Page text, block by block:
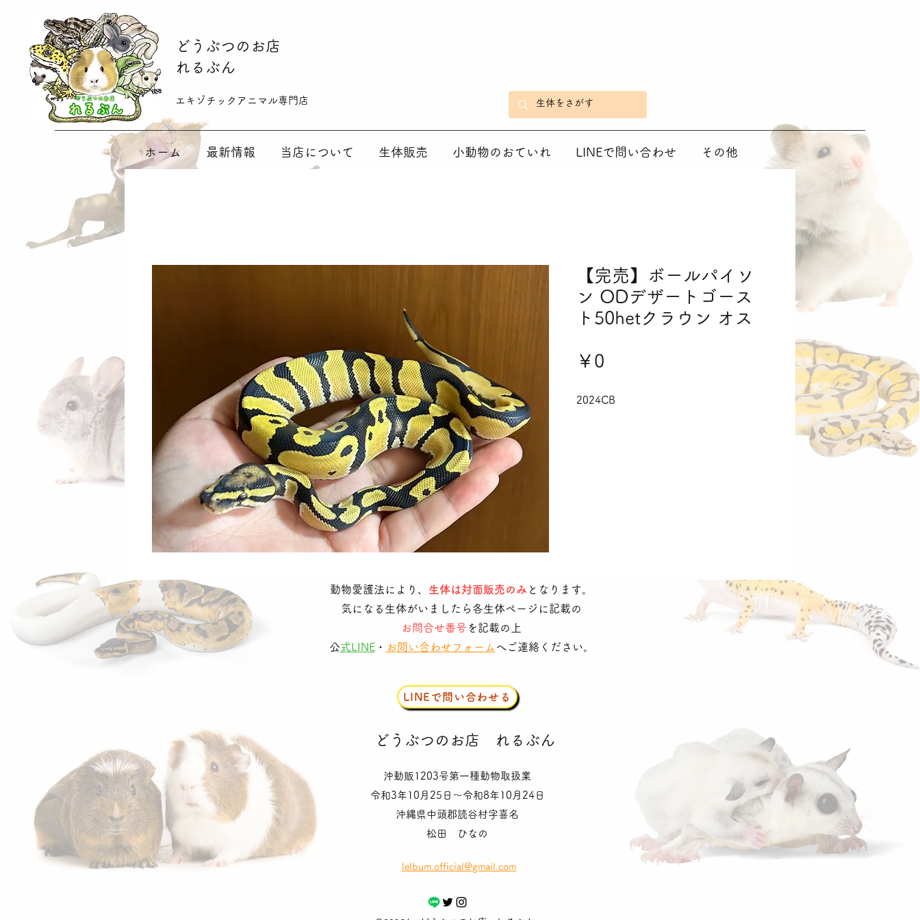
​どうぶつのお店
れるぶん
​​エキゾチックアニマル専門店
ホーム 最新情報 当店について 生体販売 小動物のおていれ LINEで問い合わせ その他
【完売】ボールパイソ
ン ODデザートゴース
ト50hetクラウン オス
￥0
格
2024CB
動物愛護法により、 生体は対面販売のみ となります。
気になる生体がいましたら各生体ページに記載の
お問合せ番号 を記載の上
​公式LINE・ お問い合わせフォーム へご連絡ください。
LINEで問い合わせる
​どうぶつのお店 れるぶん
沖動販1203号第一種動物取扱業
令和3年10月25日〜令和8年10月24日
沖縄県中頭郡読谷村字喜名
松田 ひなの
lelbum.official@gmail.com